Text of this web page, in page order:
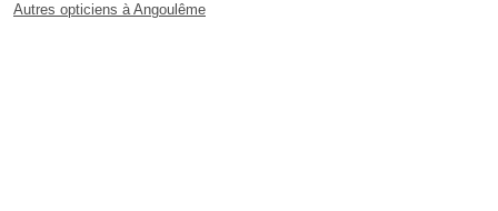
Autres opticiens à Angoulême